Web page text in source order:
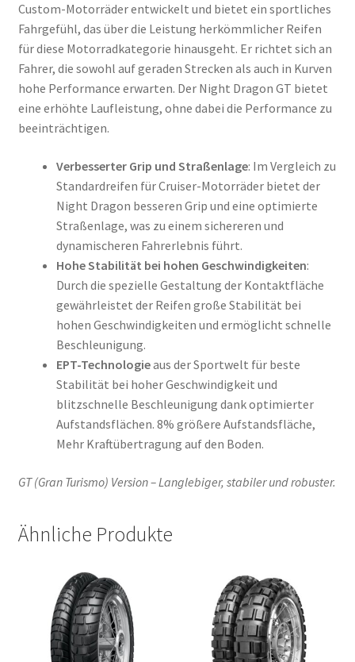
Custom-Motorräder entwickelt und bietet ein sportliches
Fahrgefühl, das über die Leistung herkömmlicher Reifen
für diese Motorradkategorie hinausgeht. Er richtet sich an
Fahrer, die sowohl auf geraden Strecken als auch in Kurven
hohe Performance erwarten. Der Night Dragon GT bietet
eine erhöhte Laufleistung, ohne dabei die Performance zu
beeinträchtigen.
Verbesserter Grip und Straßenlage: Im Vergleich zu
Standardreifen für Cruiser-Motorräder bietet der
Night Dragon besseren Grip und eine optimierte
Straßenlage, was zu einem sichereren und
dynamischeren Fahrerlebnis führt.
Hohe Stabilität bei hohen Geschwindigkeiten:
Durch die spezielle Gestaltung der Kontaktfläche
gewährleistet der Reifen große Stabilität bei
hohen Geschwindigkeiten und ermöglicht schnelle
Beschleunigung.
EPT-Technologieaus der Sportwelt für beste
Stabilität bei hoher Geschwindigkeit und
blitzschnelle Beschleunigung dank optimierter
Aufstandsflächen. 8% größere Aufstandsfläche,
Mehr Kraftübertragung auf den Boden.
GT (Gran Turismo) Version – Langlebiger, stabiler und robuster.
Ähnliche Produkte